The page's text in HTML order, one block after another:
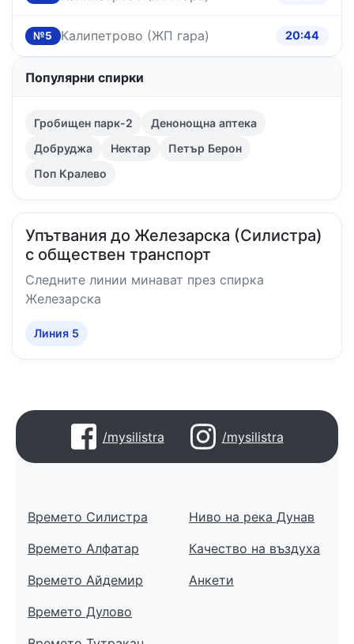
№5 Калипетрово (ЖП гара) 20:44
Популярни спирки
Гробищен парк-2
Денонощна аптека
Добруджа
Нектар
Петър Берон
Поп Кралево
Упътвания до Железарска (Силистра)
с обществен транспорт
Следните линии минават през спирка
Железарска
Линия 5
/mysilistra /mysilistra
Времето Силистра
Времето Алфатар
Времето Айдемир
Времето Дулово
Ниво на река Дунав
Качество на въздуха
Анкети